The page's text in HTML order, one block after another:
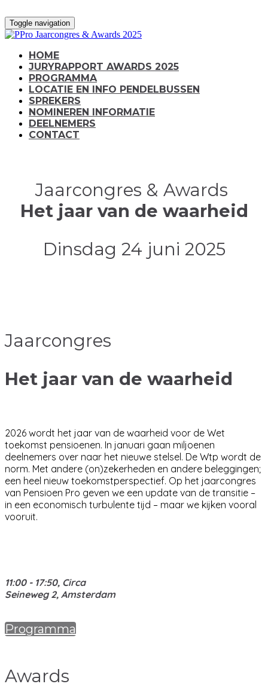
Toggle navigation
HOME
JURYRAPPORT AWARDS 2025
PROGRAMMA
LOCATIE EN INFO PENDELBUSSEN
SPREKERS
NOMINEREN INFORMATIE
DEELNEMERS
CONTACT
Jaarcongres & Awards
Het jaar van de waarheid
Dinsdag 24 juni 2025
Jaarcongres
Het jaar van de waarheid
2026 wordt het jaar van de waarheid voor de Wet
toekomst pensioenen. In januari gaan miljoenen
deelnemers over naar het nieuwe stelsel. De Wtp wordt de
norm. Met andere (on)zekerheden en andere beleggingen;
een heel nieuw toekomstperspectief. Op het jaarcongres
van Pensioen Pro geven we een update van de transitie –
in een economisch turbulente tijd – maar we kijken vooral
vooruit.
11:00 - 17:50, Circa
Seineweg 2, Amsterdam
Programma
Awards